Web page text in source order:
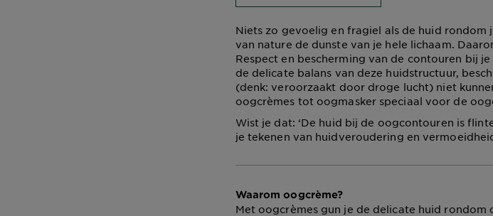
Niets zo gevoelig en fragiel als de huid
van nature de dunste van je hele lichaam.
Respect en bescherming van de contouren bij
de delicate balans van deze huidstructuur,
(denk: veroorzaakt door droge lucht) niet
oogcrèmes tot oogmasker speciaal voor de
Wist je dat: ‘De huid bij de oogcontouren is
je tekenen van huidveroudering en
Waarom oogcrème?
Met oogcrèmes gun je de delicate huid